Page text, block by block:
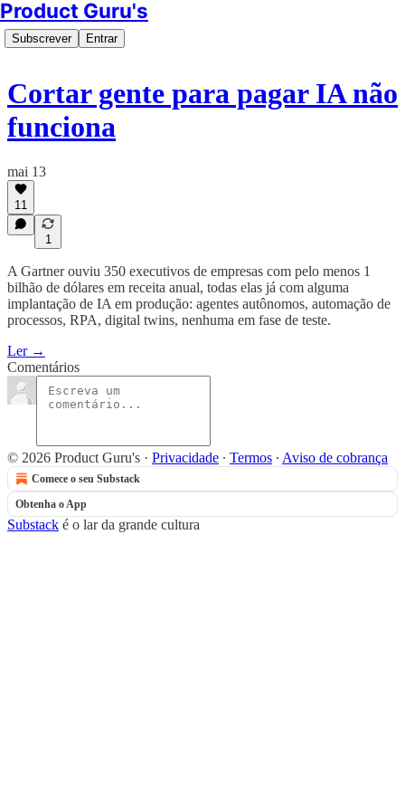
Product Guru's
Subscrever Entrar
Cortar gente para pagar IA não
funciona
mai 13
11
1
A Gartner ouviu 350 executivos de empresas com pelo menos 1
bilhão de dólares em receita anual, todas elas já com alguma
implantação de IA em produção: agentes autônomos, automação de
processos, RPA, digital twins, nenhuma em fase de teste.
Ler →
Comentários
© 2026 Product Guru's · Privacidade ∙ Termos ∙ Aviso de cobrança
Comece o seu Substack
Obtenha o App
Substack é o lar da grande cultura